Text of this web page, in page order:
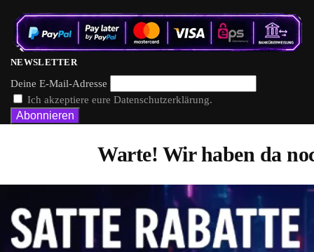
NEWSLETTER
Deine E-Mail-Adresse
Ich akzeptiere eure Datenschutzerklärung.
Warte! Wir haben da